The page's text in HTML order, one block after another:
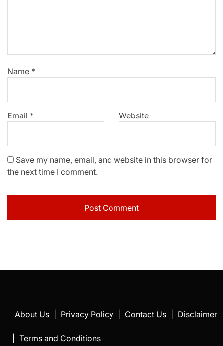
Name *
Email * Website
Save my name, email, and website in this browser for
the next time I comment.
About Us Privacy Policy Contact Us Disclaimer
Terms and Conditions